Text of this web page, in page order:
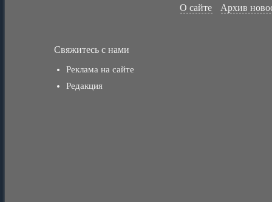
О сайте Архив
Свяжитесь с нами
Реклама на сайте
Редакция